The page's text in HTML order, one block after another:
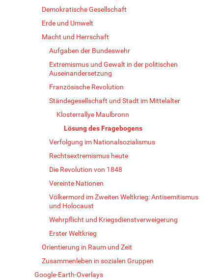
Demokratische Gesellschaft
Erde und Umwelt
Macht und Herrschaft
Aufgaben der Bundeswehr
Extremismus und Gewalt in der politischen
Auseinandersetzung
Französische Revolution
Ständegesellschaft und Stadt im Mittelalter
Klosterrallye Maulbronn
Lösung des Fragebogens
Verfolgung im Nationalsozialismus
Rechtsextremismus heute
Die Revolution von 1848
Vereinte Nationen
Völkermord im Zweiten Weltkrieg: Antisemitismus
und Holocaust
Wehrpflicht und Kriegsdienstverweigerung
Erster Weltkrieg
Orientierung in Raum und Zeit
Zusammenleben in sozialen Gruppen
Google-Earth-Overlays